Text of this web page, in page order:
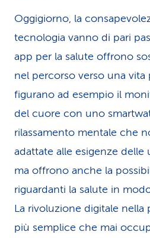
Oggigiorno, la
tecnologia vanno di pari
app per la salute offrono
nel percorso verso una vita
figurano ad esempio il
del cuore con uno
rilassamento mentale che
adattate alle esigenze
ma offrono anche la
riguardanti la salute in
La rivoluzione digitale nella
più semplice che mai